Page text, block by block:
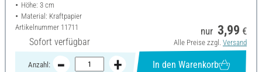
Höhe: 3 cm
Material: Kraftpapier
Artikelnummer 11711
Sofort verfügbar
nur 3,99 €
Alle Preise zzgl. Versand
Anzahl: In den Warenkorb